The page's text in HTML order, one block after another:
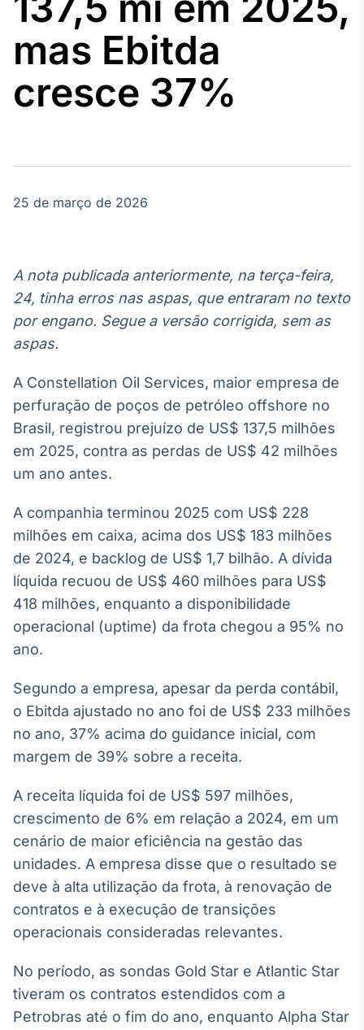
Agro
Tudo sobre o
agronegócio
O setor de
energia elétrica
no Brasil
White Label
Plataforma para
conteúdos
personalizados
Soluções de Dados
e Conteúdos
OTC
Plataforma para
negociação de
ativos
Broadcast
Datafeed
conteúdos e
Broadcast
Ticker
headlines de
Broadcast
Widgets
Componentes
para conteúdos e
funcionalidades
Wallboard
Conteúdos e
mas Ebitda
cresce 37%
25 de março de 2026
A nota publicada anteriormente, na terça-feira,
24, tinha erros nas aspas, que entraram no texto
por engano. Segue a versão corrigida, sem as
aspas.
A Constellation Oil Services, maior empresa de
perfuração de poços de petróleo offshore no
Brasil, registrou prejuízo de US$ 137,5 milhões
em 2025, contra as perdas de US$ 42 milhões
um ano antes.
A companhia terminou 2025 com US$ 228
milhões em caixa, acima dos US$ 183 milhões
de 2024, e backlog de US$ 1,7 bilhão. A dívida
líquida recuou de US$ 460 milhões para US$
418 milhões, enquanto a disponibilidade
operacional (uptime) da frota chegou a 95% no
ano.
Segundo a empresa, apesar da perda contábil,
o Ebitda ajustado no ano foi de US$ 233 milhões
no ano, 37% acima do guidance inicial, com
margem de 39% sobre a receita.
A receita líquida foi de US$ 597 milhões,
crescimento de 6% em relação a 2024, em um
cenário de maior eficiência na gestão das
unidades. A empresa disse que o resultado se
deve à alta utilização da frota, à renovação de
contratos e à execução de transições
operacionais consideradas relevantes.
No período, as sondas Gold Star e Atlantic Star
tiveram os contratos estendidos com a
Petrobras até o fim do ano, enquanto Alpha Star